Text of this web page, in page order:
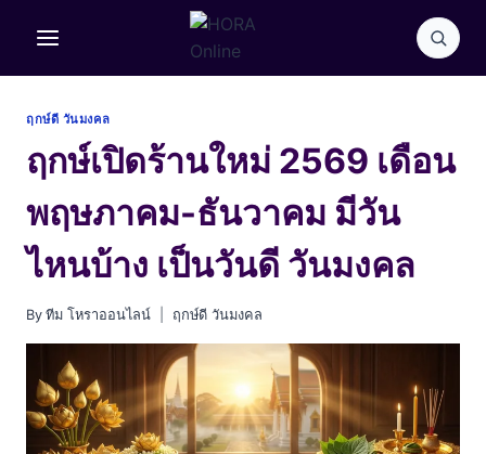
ฤกษ์ดี วันมงคล
ฤกษ์เปิดร้านใหม่ 2569 เดือน
พฤษภาคม-ธันวาคม มีวัน
ไหนบ้าง เป็นวันดี วันมงคล
By ทีม โหราออนไลน์ ฤกษ์ดี วันมงคล